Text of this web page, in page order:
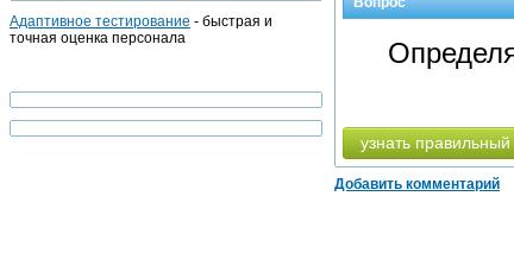
узнать правильный
Добавить комментарий
Адаптивное тестирование - быстрая и
точная оценка персонала